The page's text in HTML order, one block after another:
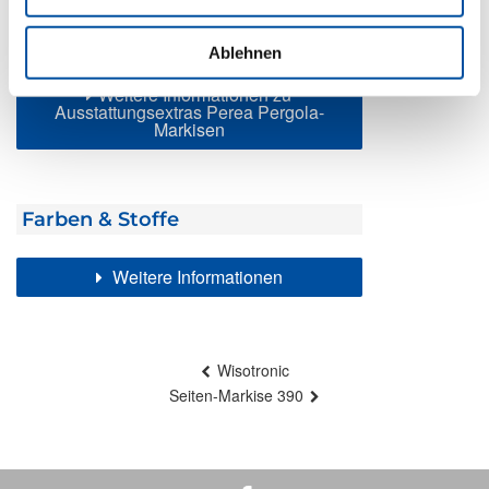
Ablehnen
Seiten-Markise
Weitere Informationen zu
Ausstattungsextras Perea Pergola-
Markisen
Farben & Stoffe
Weitere Informationen
Wisotronic
Seiten-Markise 390